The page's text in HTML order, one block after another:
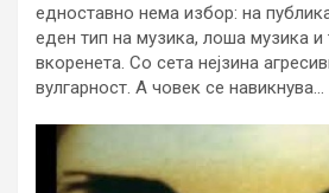
едноставно нема избор: на
еден тип на музика, лоша музика и
вкоренета. Со сета нејзина
вулгарност. А човек се навикнува…